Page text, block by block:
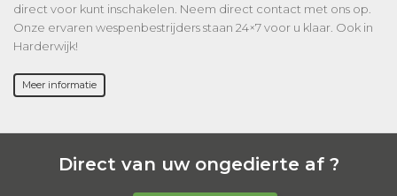
direct voor kunt inschakelen. Neem direct contact met ons op.
Onze ervaren wespenbestrijders staan 24×7 voor u klaar. Ook in
Harderwijk!
Meer informatie
Direct van uw ongedierte af ?